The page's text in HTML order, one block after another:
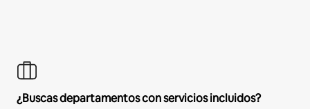
¿Buscas departamentos con servicios incluidos?